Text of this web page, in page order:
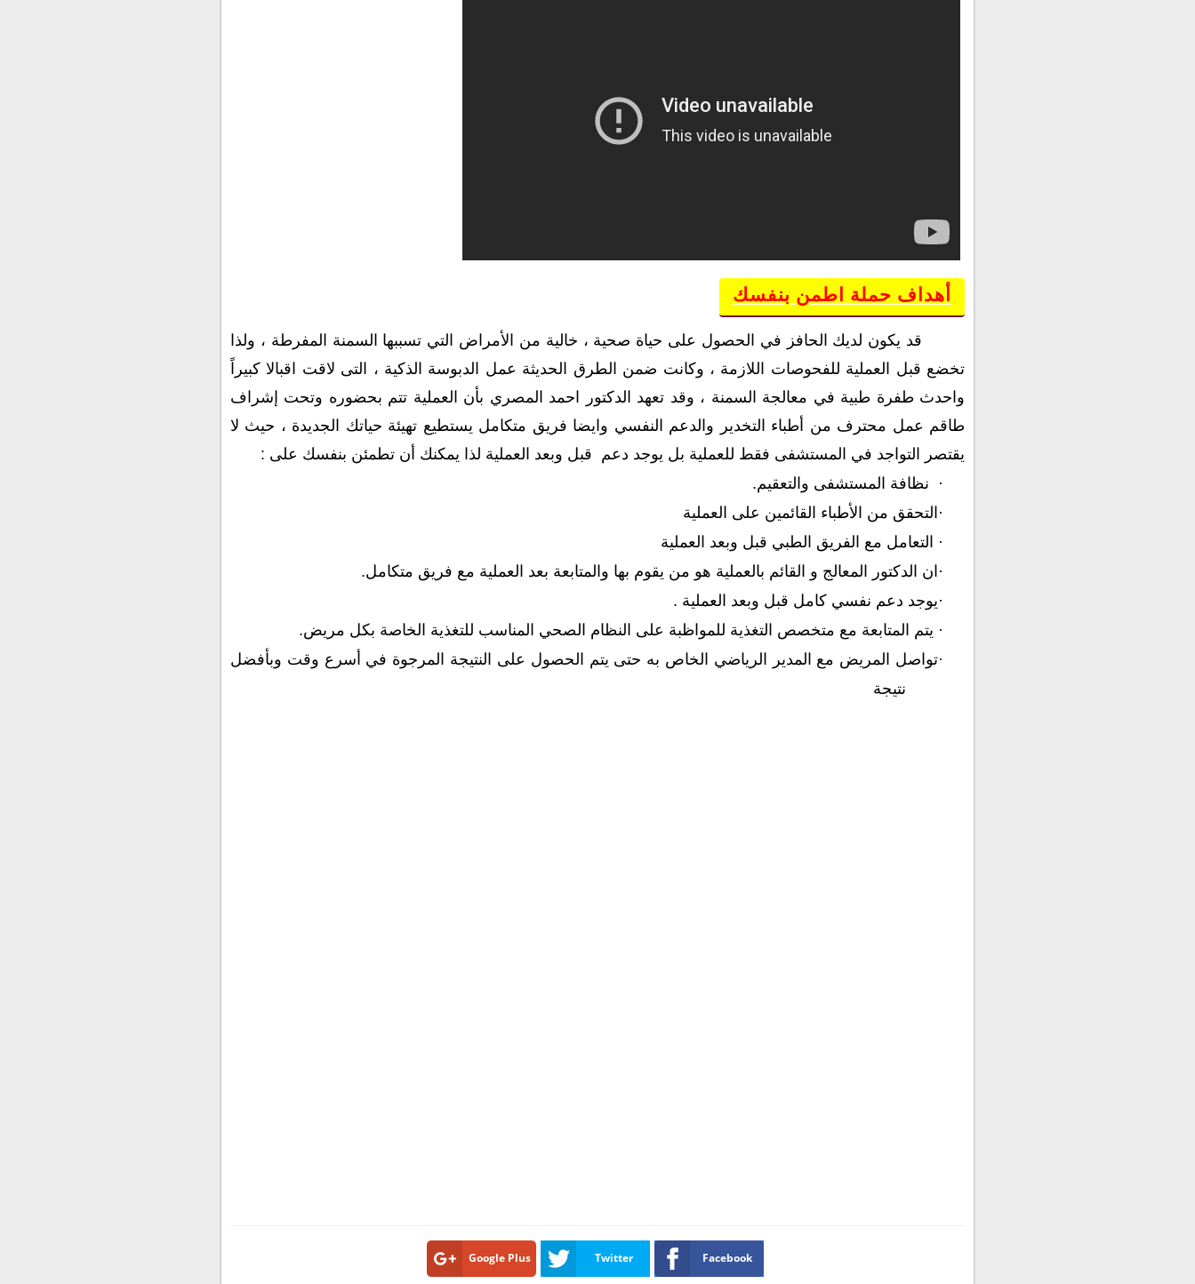
أهداف حملة اطمن بنفسك
قد يكون لديك الحافز في الحصول على حياة صحية ، خالية من الأمراض التي تسببها السمنة المفرطة ، ولذا
تخضع قبل العملية للفحوصات اللازمة ، وكانت ضمن الطرق الحديثة عمل الدبوسة الذكية ، التى لاقت اقبالا كبيراً
واحدث طفرة طبية في معالجة السمنة ، وقد تعهد الدكتور احمد المصري بأن العملية تتم بحضوره وتحت إشراف
طاقم عمل محترف من أطباء التخدير والدعم النفسي وايضا فريق متكامل يستطيع تهيئة حياتك الجديدة ، حيث لا
يقتصر التواجد في المستشفى فقط للعملية بل يوجد دعم قبل وبعد العملية لذا يمكنك أن تطمئن بنفسك على :
·
نظافة المستشفى والتعقيم.
· التحقق من الأطباء القائمين على العملية
·
التعامل مع الفريق الطبي قبل وبعد العملية
· ان الدكتور المعالج و القائم بالعملية هو من يقوم بها والمتابعة بعد العملية مع فريق متكامل.
·يوجد دعم نفسي كامل قبل وبعد العملية .
· يتم المتابعة مع متخصص التغذية للمواظبة على النظام الصحي المناسب للتغذية الخاصة بكل مريض.
·تواصل المريض مع المدير الرياضي الخاص به حتى يتم الحصول على النتيجة المرجوة في أسرع وقت وبأفضل
نتيجة
Facebook
Twitter
Google Plus